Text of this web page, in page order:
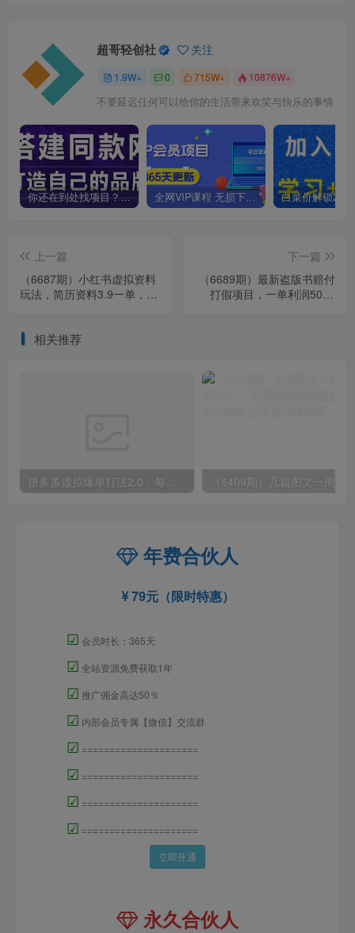
超哥轻创社 关注
1.9W+ 0 715W+ 10876W+
不要延迟任何可以给你的生活带来欢笑与快乐的事情
你还在到处找项目？还在当韭菜？我靠卖项目一个月收入5万+，曾经我也是个失败者。 全网VIP课程 无损下载~
上一篇
（6687期）小红书虚拟资料
玩法，简历资料3.9一单，轻
下一篇
（6689期）最新盗版书赔付
打假项目，一单利润500+
相关推荐
年费合伙人
79元（限时特惠）
☑ 会员时长：365天
☑ 全站资源免费获取1年
☑ 推广佣金高达50％
☑ 内部会员专属【微信】交流群
☑ =====================
☑ =====================
☑ =====================
☑ =====================
立即开通
永久合伙人